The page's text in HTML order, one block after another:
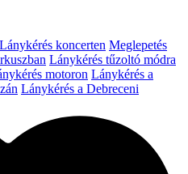
Lánykérés koncerten Meglepetés
Lánykérés tűzoltó módra
motoron Lánykérés a
Lánykérés a Debreceni